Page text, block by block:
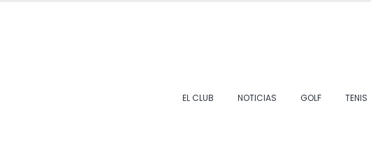
EL CLUB NOTICIAS GOLF TENIS